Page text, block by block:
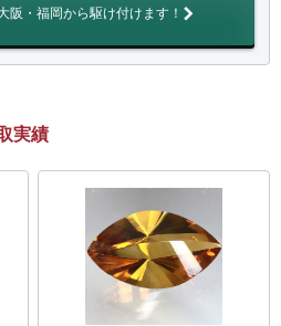
阪・福岡から駆け付けます！
実績